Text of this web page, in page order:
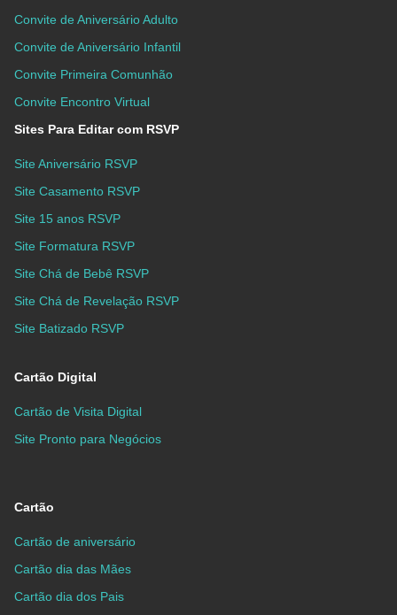
Convite de Aniversário Adulto
Convite de Aniversário Infantil
Convite Primeira Comunhão
Convite Encontro Virtual
Sites Para Editar com RSVP
Site Aniversário RSVP
Site Casamento RSVP
Site 15 anos RSVP
Site Formatura RSVP
Site Chá de Bebê RSVP
Site Chá de Revelação RSVP
Site Batizado RSVP
Cartão Digital
Cartão de Visita Digital
Site Pronto para Negócios
Cartão
Cartão de aniversário
Cartão dia das Mães
Cartão dia dos Pais